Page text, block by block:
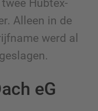
Hubtex-
Alleen in de
werd al
eG